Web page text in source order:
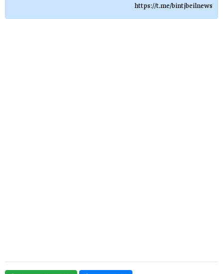
https://t.me/bintjbeilnews